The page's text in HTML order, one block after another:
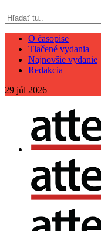
O časopise
Tlačené vydania
Najnovšie vydanie
Redakcia
29 júl 2026